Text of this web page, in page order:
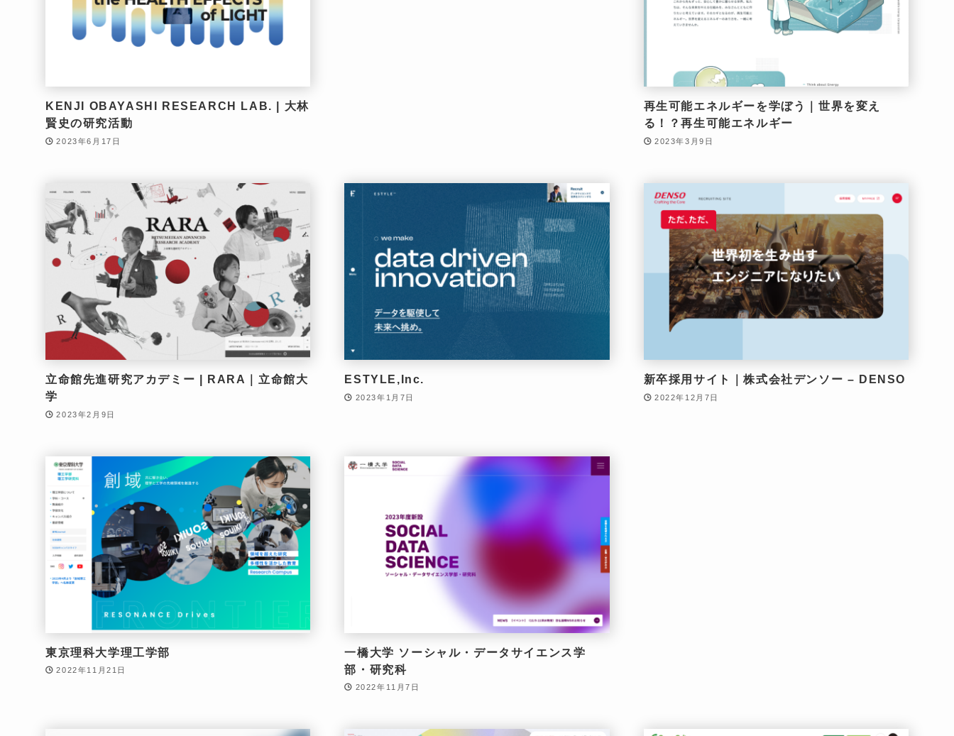
KENJI OBAYASHI RESEARCH LAB. | 大林
賢史の研究活動
2023年6月17日
再生可能エネルギーを学ぼう｜世界を変え
る！？再生可能エネルギー
2023年3月9日
立命館先進研究アカデミー | RARA｜立命館大
学
2023年2月9日
ESTYLE,Inc.
2023年1月7日
新卒採用サイト｜株式会社デンソー – DENSO
2022年12月7日
東京理科大学理工学部
2022年11月21日
一橋大学 ソーシャル・データサイエンス学
部・研究科
2022年11月7日